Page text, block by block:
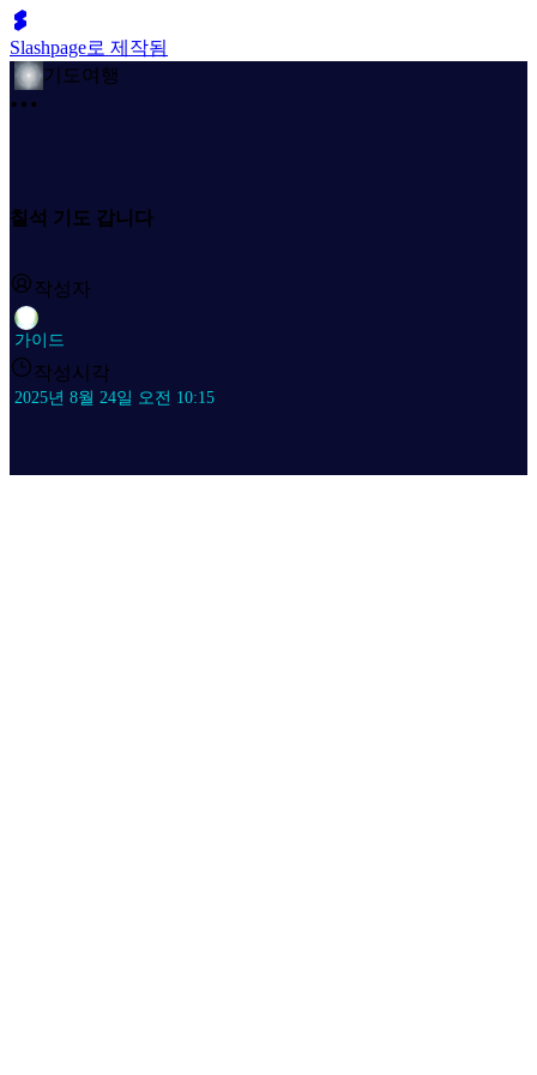
Slashpage로 제작됨
기도여행
칠석 기도 갑니다
작성자
가이드
작성시각
2025년 8월 24일 오전 10:15